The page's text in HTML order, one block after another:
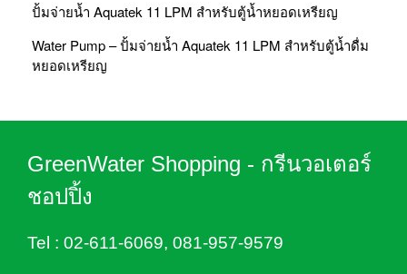
ปั้มจ่ายน้ำ Aquatek 11 LPM สำหรับตู้น้ำหยอดเหรียญ
Water Pump – ปั้มจ่ายน้ำ Aquatek 11 LPM สำหรับตู้น้ำดื่ม
หยอดเหรียญ
GreenWater Shopping - กรีนวอเตอร์
ชอปปิ้ง
Tel : 02-611-6069, 081-957-9579